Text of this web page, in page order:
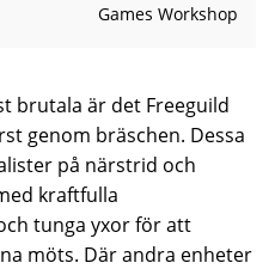
Games Workshop
brutala är det Freeguild
genom bräschen. Dessa
på närstrid och
kraftfulla
tunga yxor för att
möts. Där andra enheter